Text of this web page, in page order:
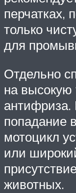
перчатках,
только
для
Отдельно
на высокую
антифриза.
попадание
мотоцикл
или
животных.